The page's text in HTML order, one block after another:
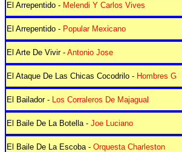
El Arrepentido - Melendi Y Carlos Vives
El Arrepentido - Popular Mexicano
El Arte De Vivir - Antonio Jose
El Ataque De Las Chicas Cocodrilo - Hombres G
El Bailador - Los Corraleros De Majagual
El Baile De La Botella - Joe Luciano
El Baile De La Escoba - Orquesta Charleston